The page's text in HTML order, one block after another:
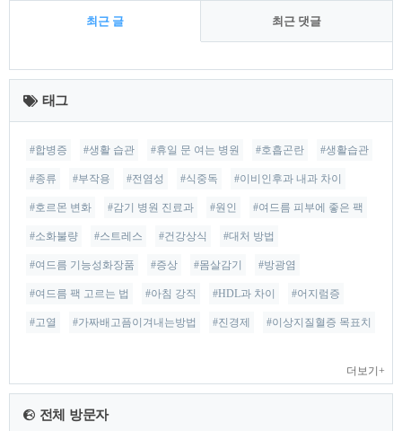
최근 글 최근 댓글
최
근
글
태그
#합병증 #생활 습관 #휴일 문 여는 병원 #호흡곤란 #생활습관
#종류 #부작용 #전염성 #식중독 #이비인후과 내과 차이
#호르몬 변화 #감기 병원 진료과 #원인 #여드름 피부에 좋은 팩
#소화불량 #스트레스 #건강상식 #대처 방법
#여드름 기능성화장품 #증상 #몸살감기 #방광염
#여드름 팩 고르는 법 #아침 강직 #HDL과 차이 #어지럼증
#고열 #가짜배고픔이겨내는방법 #진경제 #이상지질혈증 목표치
더보기+
전체 방문자